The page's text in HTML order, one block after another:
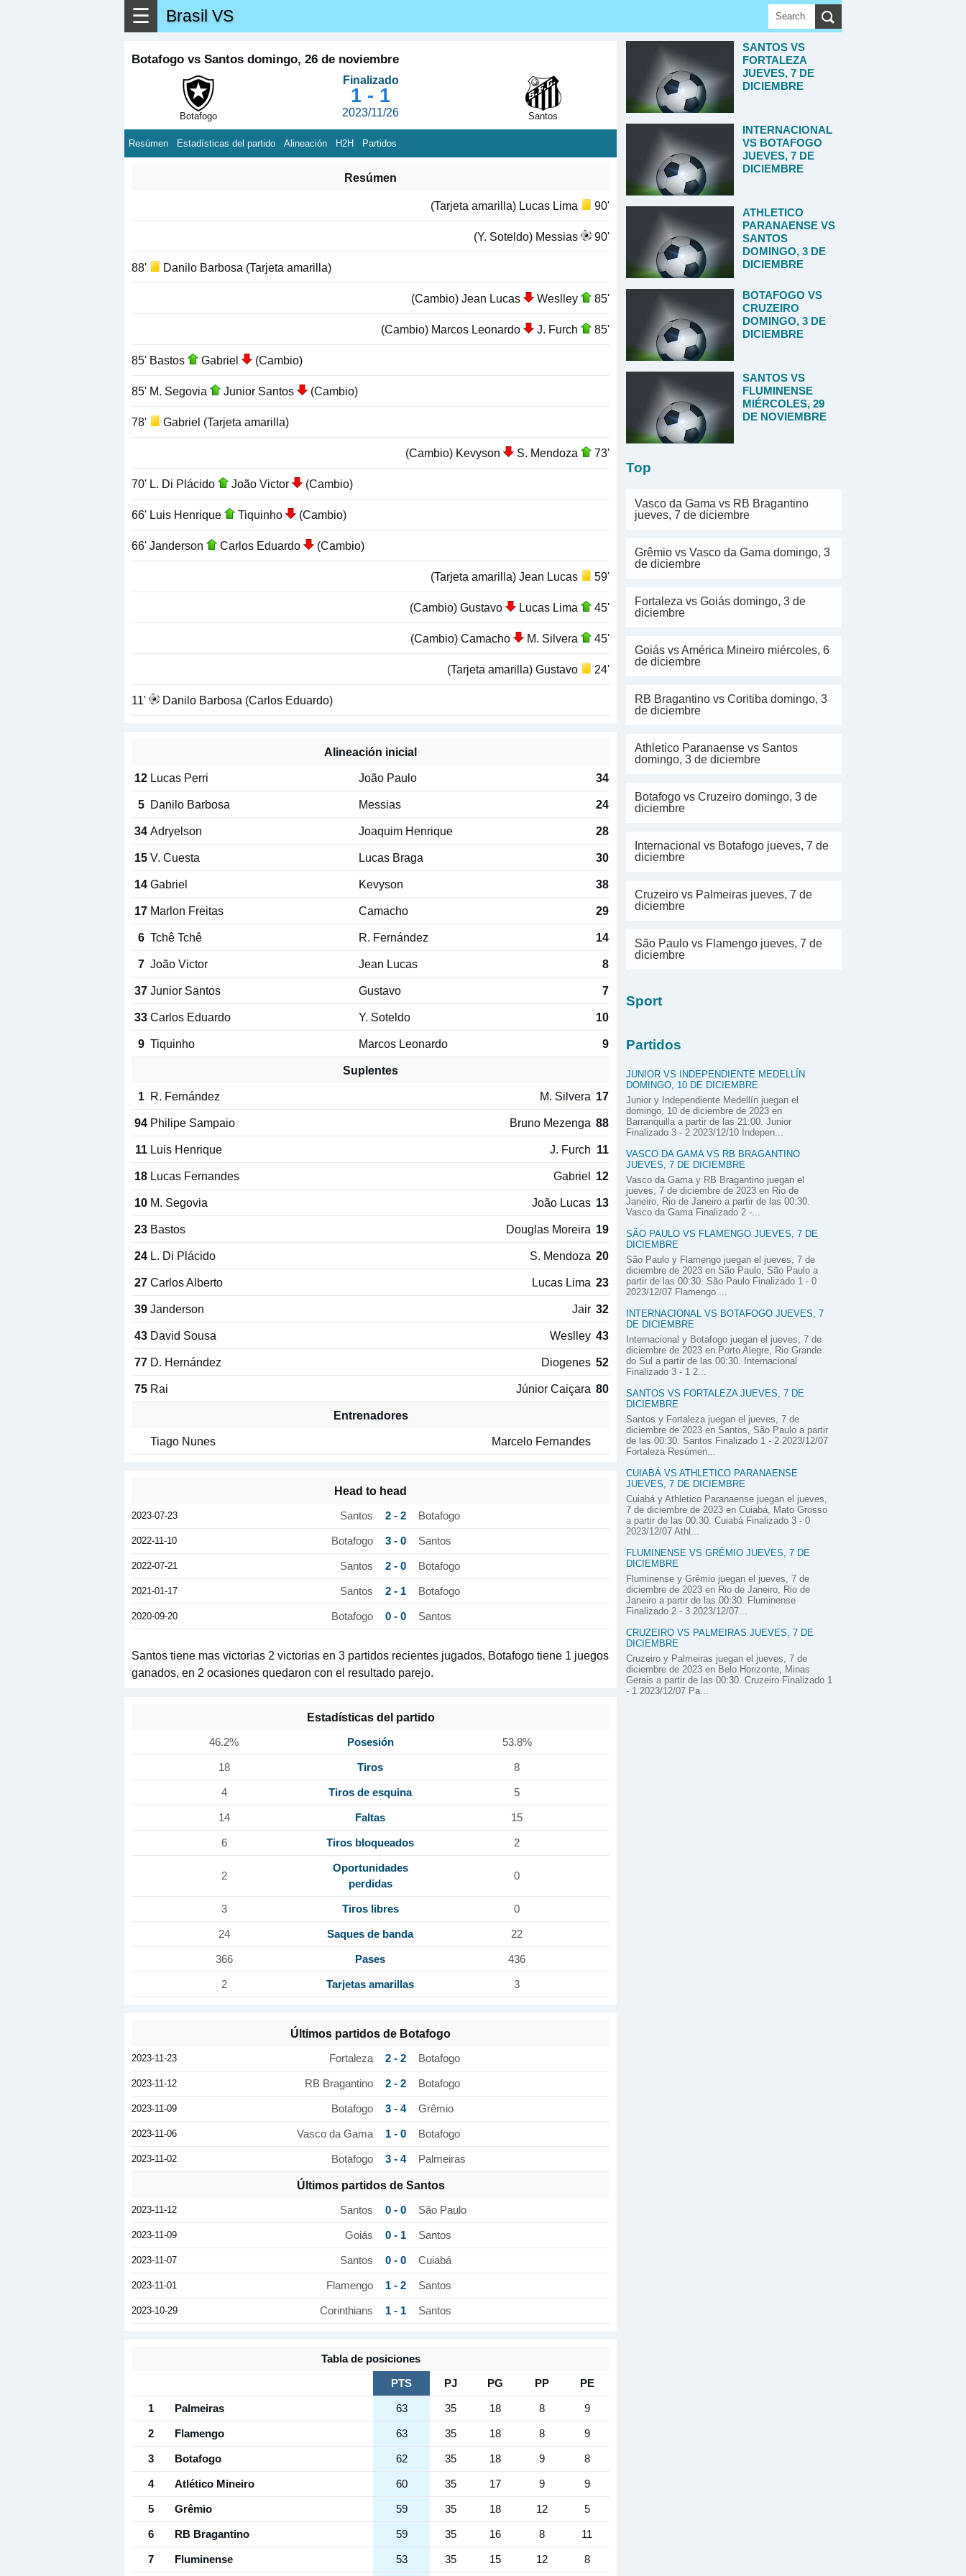
☰ Brasil VS
Botafogo vs Santos domingo, 26 de noviembre
Botafogo
Finalizado
1 - 1
2023/11/26 Santos
Resúmen Estadísticas del partido Alineación H2H Partidos
Resúmen
(Tarjeta amarilla) Lucas Lima 90'
(Y. Soteldo) Messias 90'
88' Danilo Barbosa (Tarjeta amarilla)
(Cambio) Jean Lucas Weslley 85'
(Cambio) Marcos Leonardo J. Furch 85'
85' Bastos Gabriel (Cambio)
85' M. Segovia Junior Santos (Cambio)
78' Gabriel (Tarjeta amarilla)
(Cambio) Kevyson S. Mendoza 73'
70' L. Di Plácido João Victor (Cambio)
66' Luis Henrique Tiquinho (Cambio)
66' Janderson Carlos Eduardo (Cambio)
(Tarjeta amarilla) Jean Lucas 59'
(Cambio) Gustavo Lucas Lima 45'
(Cambio) Camacho M. Silvera 45'
(Tarjeta amarilla) Gustavo 24'
11' Danilo Barbosa (Carlos Eduardo)
Alineación inicial
12 Lucas Perri João Paulo 34
5 Danilo Barbosa Messias 24
34 Adryelson Joaquim Henrique 28
15 V. Cuesta Lucas Braga 30
14 Gabriel Kevyson 38
17 Marlon Freitas Camacho 29
6 Tchê Tchê R. Fernández 14
7 João Victor Jean Lucas 8
37 Junior Santos Gustavo 7
33 Carlos Eduardo Y. Soteldo 10
9 Tiquinho Marcos Leonardo 9
Suplentes
1 R. Fernández M. Silvera 17
94 Philipe Sampaio Bruno Mezenga 88
11 Luis Henrique J. Furch 11
18 Lucas Fernandes Gabriel 12
10 M. Segovia João Lucas 13
23 Bastos Douglas Moreira 19
24 L. Di Plácido S. Mendoza 20
27 Carlos Alberto Lucas Lima 23
39 Janderson Jair 32
43 David Sousa Weslley 43
77 D. Hernández Diogenes 52
75 Rai Júnior Caiçara 80
Entrenadores
Tiago Nunes
Marcelo Fernandes
Head to head
2023-07-23 Santos 2 - 2 Botafogo
2022-11-10 Botafogo 3 - 0 Santos
2022-07-21 Santos 2 - 0 Botafogo
2021-01-17 Santos 2 - 1 Botafogo
2020-09-20 Botafogo 0 - 0 Santos
Santos tiene mas victorias 2 victorias en 3 partidos recientes jugados, Botafogo tiene 1 juegos
ganados, en 2 ocasiones quedaron con el resultado parejo.
Estadísticas del partido
46.2% Posesión 53.8%
18 Tiros 8
4 Tiros de esquina 5
14 Faltas 15
6 Tiros bloqueados 2
2
Oportunidades
perdidas
0
3 Tiros libres 0
24 Saques de banda 22
366 Pases 436
2 Tarjetas amarillas 3
Últimos partidos de Botafogo
2023-11-23 Fortaleza 2 - 2 Botafogo
2023-11-12 RB Bragantino 2 - 2 Botafogo
2023-11-09 Botafogo 3 - 4 Grêmio
2023-11-06 Vasco da Gama 1 - 0 Botafogo
2023-11-02 Botafogo 3 - 4 Palmeiras
Últimos partidos de Santos
2023-11-12 Santos 0 - 0 São Paulo
2023-11-09 Goiás 0 - 1 Santos
2023-11-07 Santos 0 - 0 Cuiabá
2023-11-01 Flamengo 1 - 2 Santos
2023-10-29 Corinthians 1 - 1 Santos
Tabla de posiciones
PTS PJ PG PP PE
1 Palmeiras 63 35 18 8 9
2 Flamengo 63 35 18 8 9
3 Botafogo 62 35 18 9 8
4 Atlético Mineiro 60 35 17 9 9
5 Grêmio 59 35 18 12 5
6 RB Bragantino 59 35 16 8 11
7 Fluminense 53 35 15 12 8
SANTOS VS
FORTALEZA
JUEVES, 7 DE
DICIEMBRE
INTERNACIONAL
VS BOTAFOGO
JUEVES, 7 DE
DICIEMBRE
ATHLETICO
PARANAENSE VS
SANTOS
DOMINGO, 3 DE
DICIEMBRE
BOTAFOGO VS
CRUZEIRO
DOMINGO, 3 DE
DICIEMBRE
SANTOS VS
FLUMINENSE
MIÉRCOLES, 29
DE NOVIEMBRE
Top
Vasco da Gama vs RB Bragantino
jueves, 7 de diciembre
Grêmio vs Vasco da Gama domingo, 3
de diciembre
Fortaleza vs Goiás domingo, 3 de
diciembre
Goiás vs América Mineiro miércoles, 6
de diciembre
RB Bragantino vs Coritiba domingo, 3
de diciembre
Athletico Paranaense vs Santos
domingo, 3 de diciembre
Botafogo vs Cruzeiro domingo, 3 de
diciembre
Internacional vs Botafogo jueves, 7 de
diciembre
Cruzeiro vs Palmeiras jueves, 7 de
diciembre
São Paulo vs Flamengo jueves, 7 de
diciembre
Sport
Partidos
JUNIOR VS INDEPENDIENTE MEDELLÍN
DOMINGO, 10 DE DICIEMBRE
Junior y Independiente Medellín juegan el
domingo, 10 de diciembre de 2023 en
Barranquilla a partir de las 21:00. Junior
Finalizado 3 - 2 2023/12/10 Indepen...
VASCO DA GAMA VS RB BRAGANTINO
JUEVES, 7 DE DICIEMBRE
Vasco da Gama y RB Bragantino juegan el
jueves, 7 de diciembre de 2023 en Rio de
Janeiro, Rio de Janeiro a partir de las 00:30.
Vasco da Gama Finalizado 2 -...
SÃO PAULO VS FLAMENGO JUEVES, 7 DE
DICIEMBRE
São Paulo y Flamengo juegan el jueves, 7 de
diciembre de 2023 en São Paulo, São Paulo a
partir de las 00:30. São Paulo Finalizado 1 - 0
2023/12/07 Flamengo ...
INTERNACIONAL VS BOTAFOGO JUEVES, 7
DE DICIEMBRE
Internacional y Botafogo juegan el jueves, 7 de
diciembre de 2023 en Porto Alegre, Rio Grande
do Sul a partir de las 00:30. Internacional
Finalizado 3 - 1 2...
SANTOS VS FORTALEZA JUEVES, 7 DE
DICIEMBRE
Santos y Fortaleza juegan el jueves, 7 de
diciembre de 2023 en Santos, São Paulo a partir
de las 00:30. Santos Finalizado 1 - 2 2023/12/07
Fortaleza Resúmen...
CUIABÁ VS ATHLETICO PARANAENSE
JUEVES, 7 DE DICIEMBRE
Cuiabá y Athletico Paranaense juegan el jueves,
7 de diciembre de 2023 en Cuiabá, Mato Grosso
a partir de las 00:30. Cuiabá Finalizado 3 - 0
2023/12/07 Athl...
FLUMINENSE VS GRÊMIO JUEVES, 7 DE
DICIEMBRE
Fluminense y Grêmio juegan el jueves, 7 de
diciembre de 2023 en Rio de Janeiro, Rio de
Janeiro a partir de las 00:30. Fluminense
Finalizado 2 - 3 2023/12/07...
CRUZEIRO VS PALMEIRAS JUEVES, 7 DE
DICIEMBRE
Cruzeiro y Palmeiras juegan el jueves, 7 de
diciembre de 2023 en Belo Horizonte, Minas
Gerais a partir de las 00:30. Cruzeiro Finalizado 1
- 1 2023/12/07 Pa...